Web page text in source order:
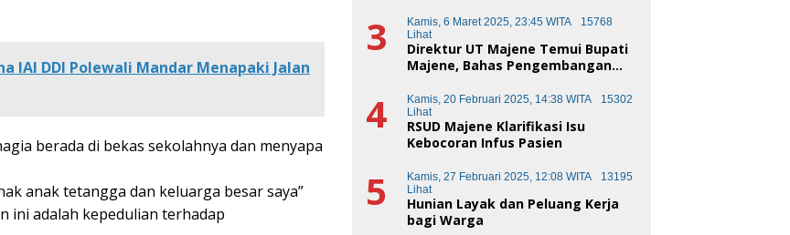
IAI DDI Polewali Mandar Menapaki Jalan
berada di bekas sekolahnya dan menyapa
anak tetangga dan keluarga besar saya”
ini adalah kepedulian terhadap
3 Kamis, 6 Maret 2025, 23:45 WITA
15768
Lihat
Direktur UT Majene Temui Bupati
Majene, Bahas Pengembangan
4 Kamis, 20 Februari 2025, 14:38 WITA
15302
Lihat
RSUD Majene Klarifikasi Isu
Kebocoran Infus Pasien
5 Kamis, 27 Februari 2025, 12:08 WITA
13195
Lihat
Hunian Layak dan Peluang Kerja
bagi Warga